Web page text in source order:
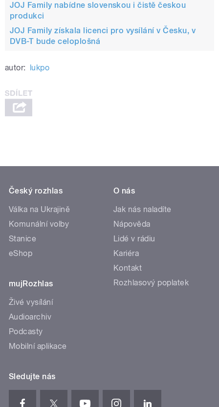
JOJ Family nabídne slovenskou i čistě českou
produkci
JOJ Family získala licenci pro vysílání v Česku, v
DVB-T bude celoplošná
autor: lukpo
Český rozhlas
Válka na Ukrajině
Komunální volby
Stanice
eShop
mujRozhlas
Živé vysílání
Audioarchiv
Podcasty
Mobilní aplikace
O nás
Jak nás naladíte
Nápověda
Lidé v rádiu
Kariéra
Kontakt
Rozhlasový poplatek
Sledujte nás